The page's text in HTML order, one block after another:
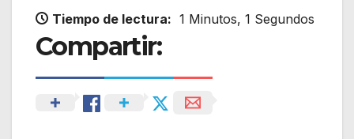
Tiempo de lectura: 1 Minutos, 1 Segundos
Compartir: